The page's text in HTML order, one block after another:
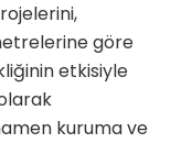
göre
etkisiyle
kuruma ve